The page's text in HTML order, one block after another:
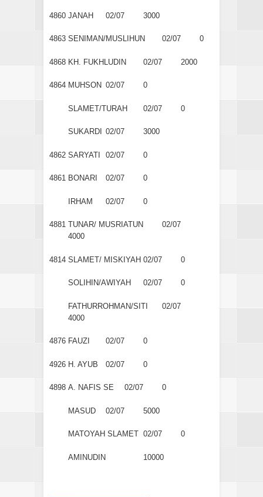
4860 JANAH 02/07 3000
4863 SENIMAN/MUSLIHUN 02/07 0
4868 KH. FUKHLUDIN 02/07 2000
4864 MUHSON 02/07 0
SLAMET/TURAH 02/07 0
SUKARDI 02/07 3000
4862 SARYATI 02/07 0
4861 BONARI 02/07 0
IRHAM 02/07 0
4881 TUNAR/ MUSRIATUN
02/07
4000
4814 SLAMET/ MISKIYAH 02/07 0
SOLIHIN/AWIYAH 02/07 0
FATHURROHMAN/SITI
02/07
4000
4876 FAUZI 02/07 0
4926 H. AYUB 02/07 0
4898 A. NAFIS SE 02/07 0
MASUD 02/07 5000
MATOYAH SLAMET 02/07 0
AMINUDIN 10000